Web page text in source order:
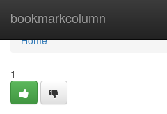
bookmarkcolumn
Home
Home
1